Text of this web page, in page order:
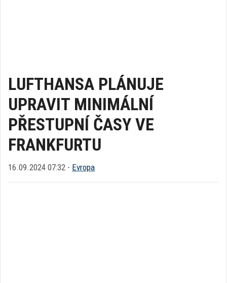
LUFTHANSA PLÁNUJE
UPRAVIT MINIMÁLNÍ
PŘESTUPNÍ ČASY VE
FRANKFURTU
16.09.2024 07:32 - Evropa